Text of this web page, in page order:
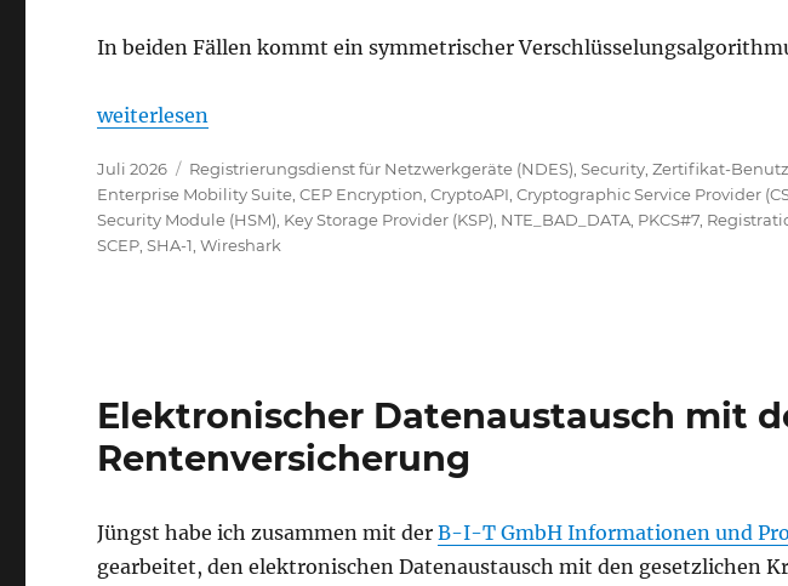
In beiden Fällen kommt ein symmetrischer
„Kryptographische Härtung der SCEP-Transaktionen für den
weiterlesen
Veröffentlicht
am
Juli 2026 Kategorien
Registrierungsdienst für Netzwerkgeräte (NDES) ,Security ,Zertifikat-
Enterprise Mobility Suite ,CEP Encryption ,CryptoAPI ,Cryptographic Service Provider
Security Module (HSM) Key Storage Provider (KSP) NTE_BAD_DATA PKCS#7
SCEP ,SHA-1 ,Wireshark
Elektronischer Datenaustausch mit
Rentenversicherung
Jüngst habe ich zusammen mit derB-I-T GmbH Informationen und
gearbeitet, den elektronischen Datenaustausch mit den gesetzlichen